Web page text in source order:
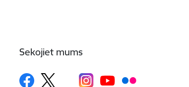
Sekojiet mums